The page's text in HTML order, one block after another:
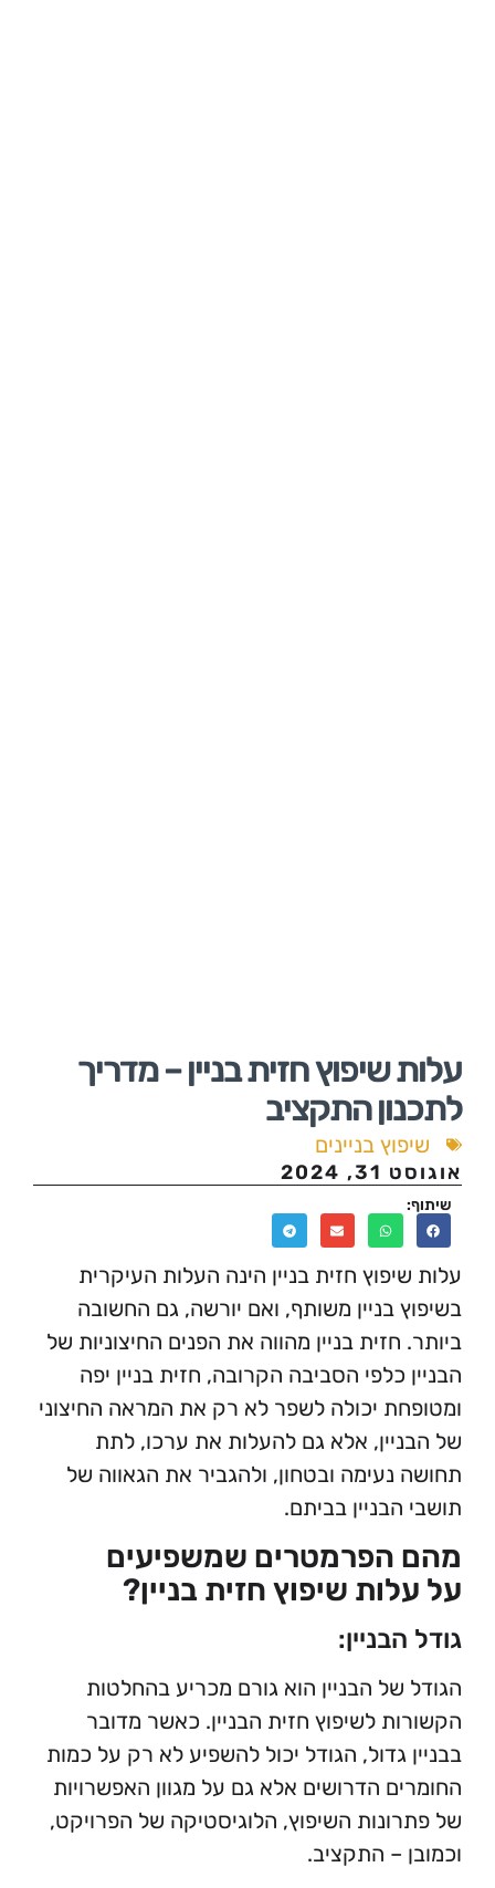
שיפוץ חזית בניין – מדריך
התקציב
בניינים
חזית בניין הינה העלות העיקרית
בניין משותף, ואם יורשה, גם החשובה
בניין מהווה את הפנים החיצוניות של
כלפי הסביבה הקרובה, חזית בניין יפה
יכולה לשפר לא רק את המראה החיצוני
אלא גם להעלות את ערכו, לתת
ובטחון, ולהגביר את הגאווה של
בביתם.
שמשפיעים
שיפוץ חזית בניין?
הבניין הוא גורם מכריע בהחלטות
לשיפוץ חזית הבניין. כאשר מדובר
גדול, הגודל יכול להשפיע לא רק על כמות
הדרושים אלא גם על מגוון האפשרויות
השיפוץ, הלוגיסטיקה של הפרויקט,
– התקציב.